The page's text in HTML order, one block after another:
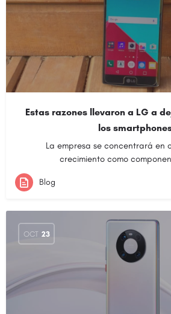
Estas razones llevaron a LG a
los
La empresa se concentrará en
crecimiento como
Blog
OCT 23